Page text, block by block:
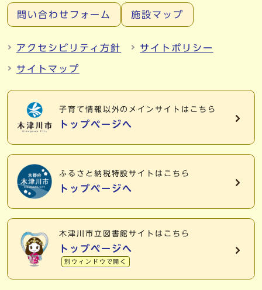
問い合わせフォーム 施設マップ
アクセシビリティ方針 サイトポリシー
サイトマップ
子育て情報以外の メインサイトはこちら
トップページへ
ふるさと納税特設サイトはこちら
トップページへ
木津川市立図書館サイトはこちら
トップページへ
別ウィンドウで開く